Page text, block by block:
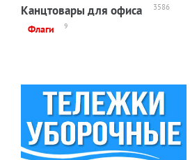
Канцтовары для офиса 3586
Флаги 9